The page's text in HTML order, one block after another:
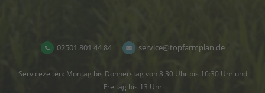
02501 801 44 84 service@topfarmplan.de
Servicezeiten: Montag bis Donnerstag von 8:30 Uhr bis 16:30 Uhr und
Freitag bis 13 Uhr